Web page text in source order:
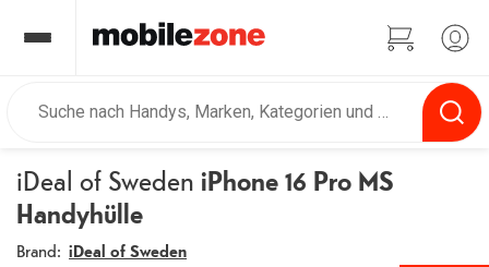
iDeal of Sweden iPhone 16 Pro MS
Handyhülle
Brand: iDeal of Sweden